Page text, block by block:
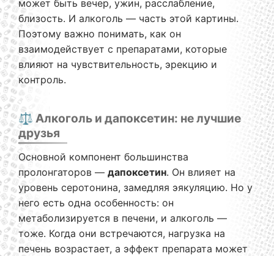
может быть вечер, ужин, расслабление,
близость. И алкоголь — часть этой картины.
Поэтому важно понимать, как он
взаимодействует с препаратами, которые
влияют на чувствительность, эрекцию и
контроль.
⚖️ Алкоголь и дапоксетин: не лучшие
друзья
Основной компонент большинства
пролонгаторов — дапоксетин. Он влияет на
уровень серотонина, замедляя эякуляцию. Но у
него есть одна особенность: он
метаболизируется в печени, и алкоголь —
тоже. Когда они встречаются, нагрузка на
печень возрастает, а эффект препарата может